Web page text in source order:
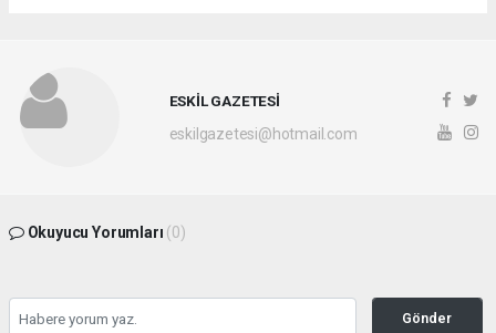
ESKİL GAZETESİ
eskilgazetesi@hotmail.com
Okuyucu Yorumları (0)
Gönder